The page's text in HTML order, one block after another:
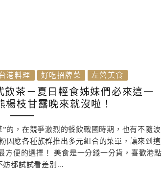
港料理 好吃招牌菜 左營美食
茶－夏日輕食姊妹們必來這一
楊枝甘露晚來就沒啦！
的，在競爭激烈的餐飲戰國時期，也有不隨波
因應各種族群推出多元組合的菜單，讓來到這
方便的選擇！ 美食是一分錢一分貨，喜歡港點
妨都試試看差別...